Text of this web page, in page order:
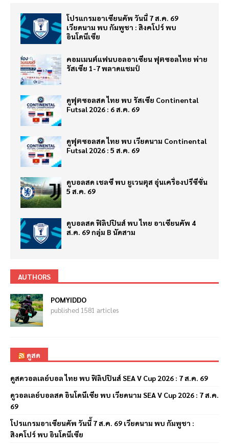
โปรแกรมอาเซียนคัพ วันนี้ 7 ส.ค. 69
เวียดนาม พบ กัมพูชา : สิงคโปร์ พบ
อินโดนีเซีย
คอมเมนต์แฟนบอลอาเซียน ฟุตซอลไทย พ่าย
รัสเซีย 1-7 พลาดแชมป์
ดูฟุตซอลสด ไทย พบ รัสเซีย Continental
Futsal 2026 : 6 ส.ค. 69
ดูฟุตซอลสด ไทย พบ เวียดนาม Continental
Futsal 2026 : 5 ส.ค. 69
ดูบอลสด เชลซี พบ ยูเวนตุส อุ่นเครื่องปรีซีซั่น
5 ส.ค. 69
ดูบอลสด ฟิลิปปินส์ พบ ไทย อาเซียนคัพ 4
ส.ค. 69 กลุ่ม B นัดสาม
AUTHORS
POMYIDDO
published 1581 articles
ดูสด
ดูสดวอลเลย์บอล ไทย พบ ฟิลิปปินส์ SEA V Cup 2026 : 7 ส.ค. 69
ดูวอลเลย์บอลสด อินโดนีเซีย พบ เวียดนาม SEA V Cup 2026 : 7 ส.ค.
69
โปรแกรมอาเซียนคัพ วันนี้ 7 ส.ค. 69 เวียดนาม พบ กัมพูชา :
สิงคโปร์ พบ อินโดนีเซีย